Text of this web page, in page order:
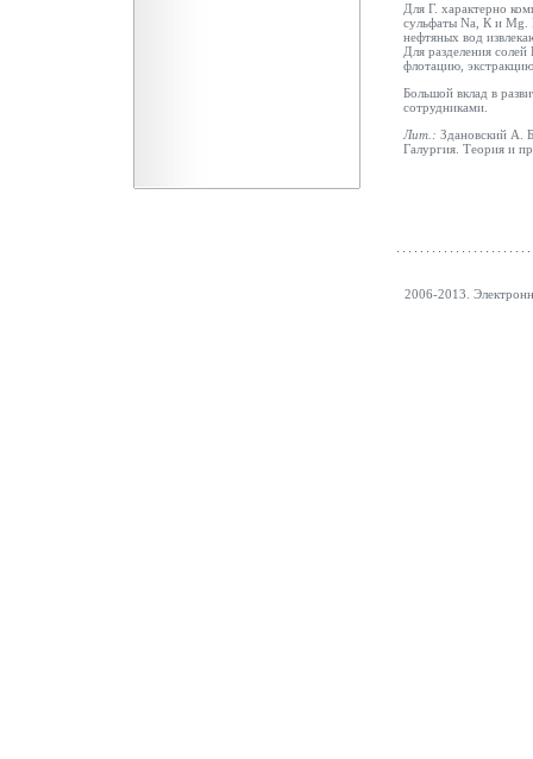
Для Г. характерно
сульфаты Na, К и Mg.
нефтяных вод
Для разделения
флотацию,
Большой вклад в
сотрудниками.
Лит.: Здановский А.
Галургия. Теория и
2006-2013.